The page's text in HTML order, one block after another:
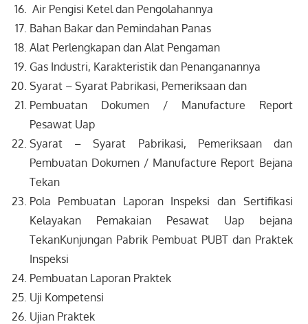
Air Pengisi Ketel dan Pengolahannya
Bahan Bakar dan Pemindahan Panas
Alat Perlengkapan dan Alat Pengaman
Gas Industri, Karakteristik dan Penanganannya
Syarat – Syarat Pabrikasi, Pemeriksaan dan
Pembuatan Dokumen / Manufacture Report
Pesawat Uap
Syarat – Syarat Pabrikasi, Pemeriksaan dan
Pembuatan Dokumen / Manufacture Report Bejana
Tekan
Pola Pembuatan Laporan Inspeksi dan Sertifikasi
Kelayakan Pemakaian Pesawat Uap bejana
TekanKunjungan Pabrik Pembuat PUBT dan Praktek
Inspeksi
Pembuatan Laporan Praktek
Uji Kompetensi
Ujian Praktek